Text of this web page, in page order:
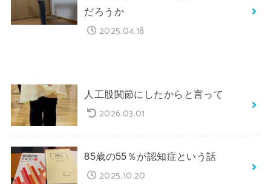
だろうか
2025.04.18
人工股関節にしたからと言って
2026.03.01
85歳の55％が認知症という話
2025.10.20